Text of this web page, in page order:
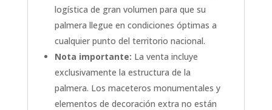
logística de gran volumen para que su
palmera llegue en condiciones óptimas a
cualquier punto del territorio nacional.
Nota importante: La venta incluye
exclusivamente la estructura de la
palmera. Los maceteros monumentales y
elementos de decoración extra no están